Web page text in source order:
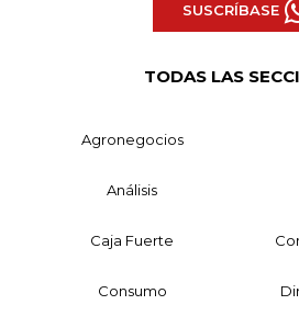
SUSCRÍBASE
TODAS LAS
Agronegocios
Análisis
Caja Fuerte
Consumo